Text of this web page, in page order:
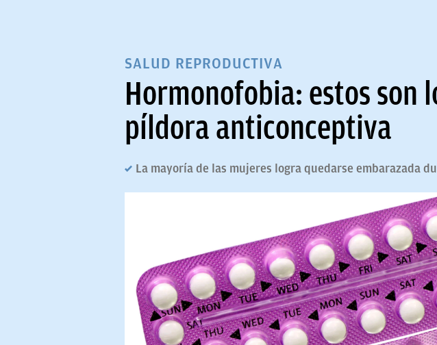
SALUD REPRODUCTIVA
Hormonofobia: estos son
píldora anticonceptiva
La mayoría de las mujeres logra quedarse embarazada